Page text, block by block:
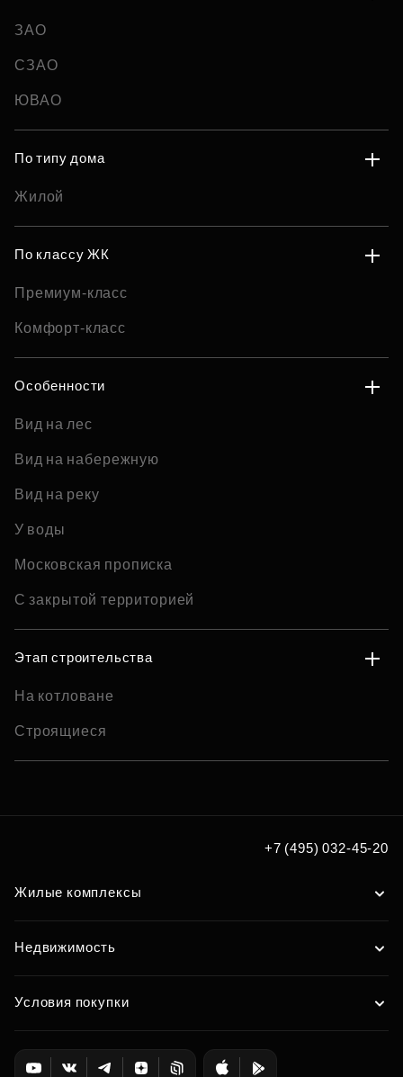
ЗАО
СЗАО
ЮВАО
По типу дома
Жилой
По классу ЖК
Премиум-класс
Комфорт-класс
Особенности
Вид на лес
Вид на набережную
Вид на реку
У воды
Московская прописка
С закрытой территорией
Этап строительства
На котловане
Строящиеся
+7 (495) 032-45-20
Жилые комплексы
Недвижимость
Условия покупки